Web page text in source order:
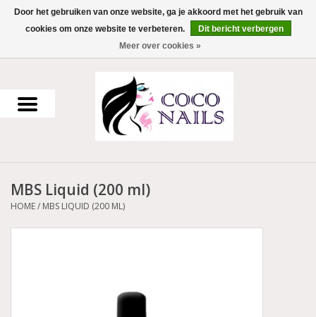
0 Artikelen - €0,00
Uv Gel
Acrylpoeder
Voorbereiding en finish
MBS Liquid (200 ml)
HOME/ MBS LIQUID (200 ML)
Door het gebruiken van onze website, ga je akkoord met het gebruik van
cookies om onze website te verbeteren.
Dit bericht verbergen
Meer over cookies »